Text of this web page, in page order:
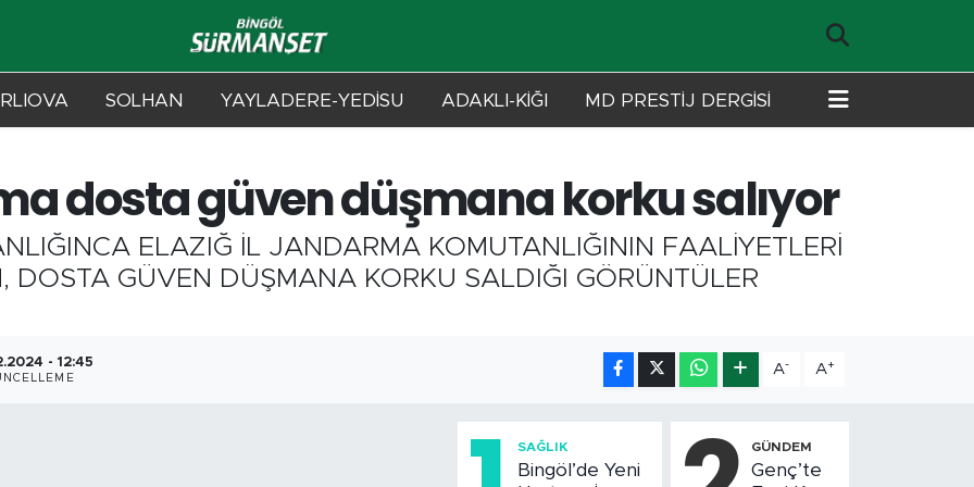
SOLHAN YAYLADERE-YEDİSU ADAKLI-KİĞI MD PRESTİJ DERGİSİ
dosta güven düşmana korku salıyor
ELAZIĞ İL JANDARMA KOMUTANLIĞININ FAALİYETLERİ
DOSTA GÜVEN DÜŞMANA KORKU SALDIĞI GÖRÜNTÜLER
- 12:45 A- A+
SAĞLIK
Bingöl’de Yeni
GÜNDEM
Genç’te